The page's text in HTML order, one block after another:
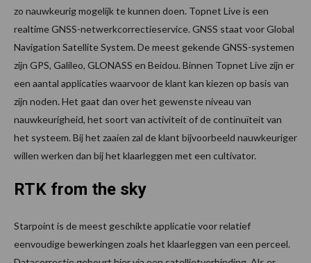
zo nauwkeurig mogelijk te kunnen doen. Topnet Live is een
realtime GNSS-netwerkcorrectieservice. GNSS staat voor Global
Navigation Satellite System. De meest gekende GNSS-systemen
zijn GPS, Galileo, GLONASS en Beidou. Binnen Topnet Live zijn er
een aantal applicaties waarvoor de klant kan kiezen op basis van
zijn noden. Het gaat dan over het gewenste niveau van
nauwkeurigheid, het soort van activiteit of de continuïteit van
het systeem. Bij het zaaien zal de klant bijvoorbeeld nauwkeuriger
willen werken dan bij het klaarleggen met een cultivator.
RTK from the sky
Starpoint is de meest geschikte applicatie voor relatief
eenvoudige bewerkingen zoals het klaarleggen van een perceel.